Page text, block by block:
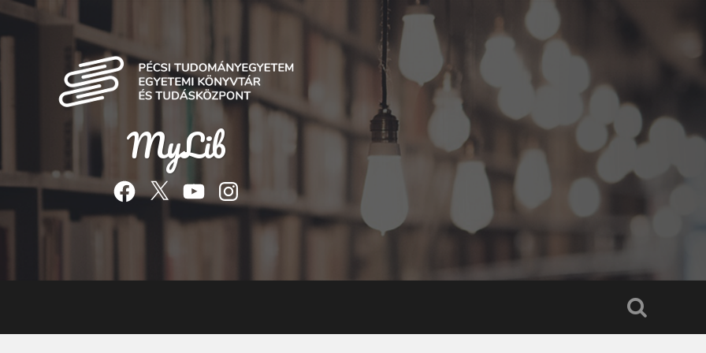
MyLib
Facebook
TwitterYouTube
Instagram